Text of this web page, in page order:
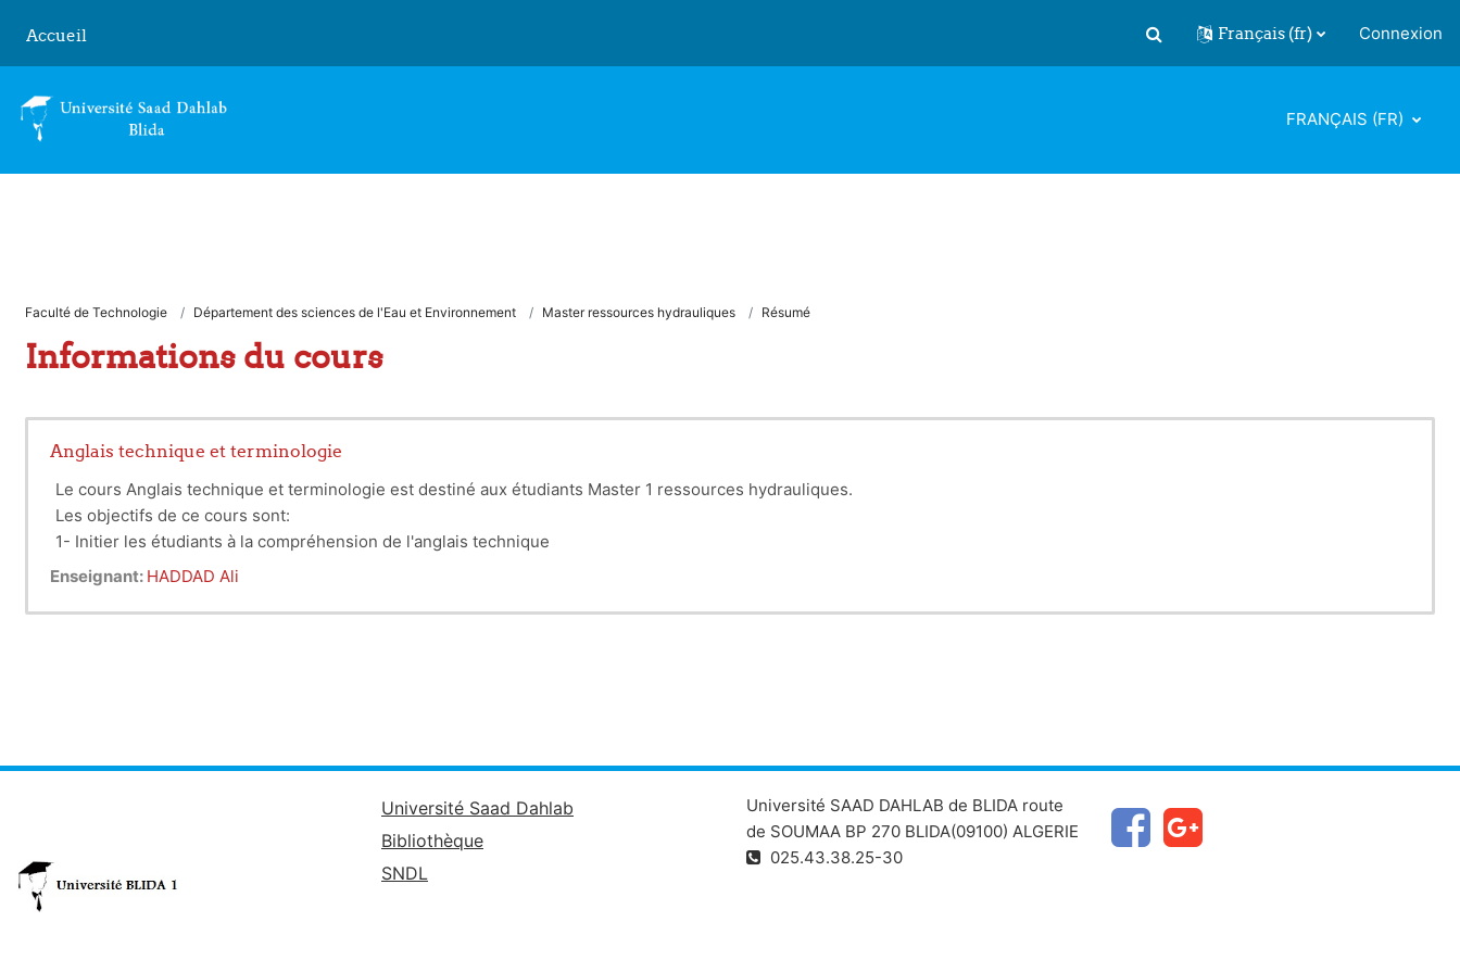
Accueil
Activer/désactiver la saisie de
Français ‎(fr)‎ Connexion
FRANÇAIS ‎(FR)‎
Faculté de Technologie Département des sciences de l'Eau et Environnement Master ressources hydrauliques Résumé
Informations du cours
Anglais technique et terminologie
Le cours Anglais technique et terminologie est destiné aux étudiants Master 1 ressources hydrauliques.
Les objectifs de ce cours sont:
1- Initier les étudiants à la compréhension de l'anglais technique
2- Initier les étudiants à la rédaction technique en anglais
3- Initier les étudiants à s’exprimer techniquement en anglais
4-Enrichir le vocabulaire technique des étudiants dans le domaine des ressources hydrauliques
Enseignant: HADDAD Ali
Université Saad Dahlab
Bibliothèque
SNDL
Université SAAD DAHLAB de BLIDA route
de SOUMAA BP 270 BLIDA(09100) ALGERIE
025.43.38.25-30